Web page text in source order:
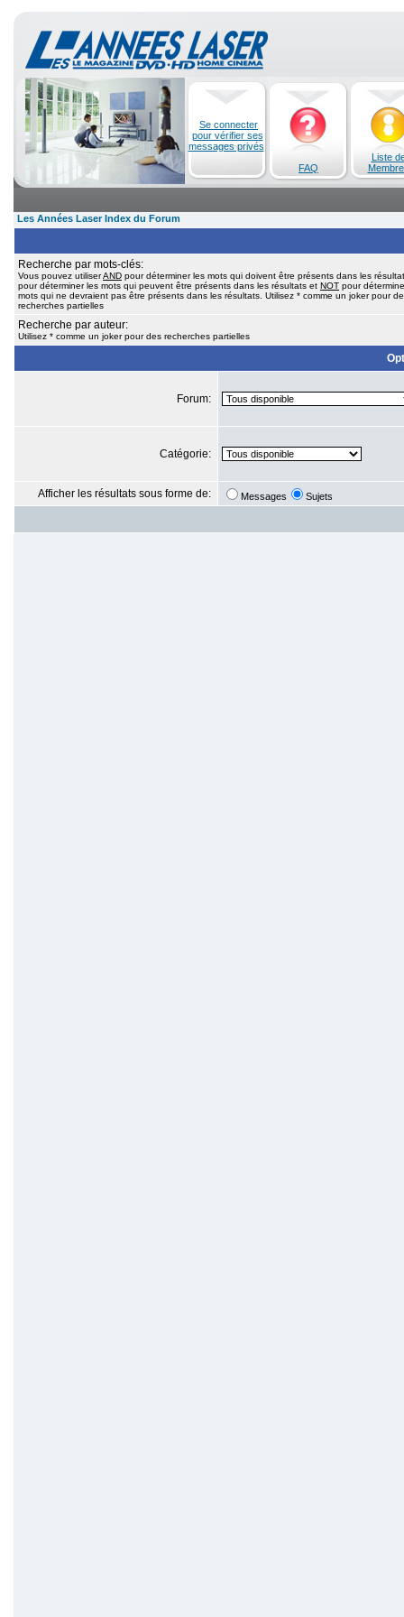
Se connecter
pour vérifier ses
messages privés
FAQ
Liste
Les Années Laser Index du Forum
Recherche par mots-clés:
Vous pouvez utiliserAND pour déterminer les mots qui doivent être présents dans les
pour déterminer les mots qui peuvent être présents dans les résultats et NOT pour
mots qui ne devraient pas être présents dans les résultats. Utilisez * comme un joker pour
recherches partielles
Recherche par auteur:
Utilisez * comme un joker pour des recherches partielles
Forum:
Catégorie:
Afficher les résultats sous forme de: Messages Sujets